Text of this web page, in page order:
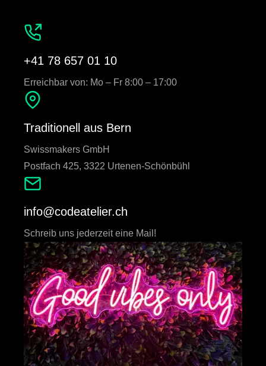
+41 78 657 01 10
Erreichbar von: Mo – Fr 8:00 – 17:00
Traditionell aus Bern
Swissmakers GmbH
Postfach 425, 3322 Urtenen-Schönbühl
info@codeatelier.ch
Schreib uns jederzeit eine Mail!